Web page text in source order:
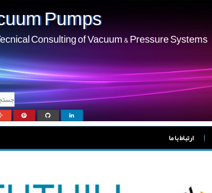
Pumps
Consulting of Vacuum & Pressure Systems
ارتباط با ما